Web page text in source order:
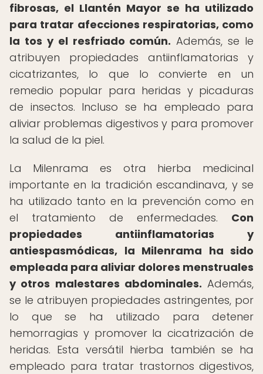
fibrosas, el Llantén Mayor se ha utilizado
para tratar afecciones respiratorias, como
la tos y el resfriado común. Además, se le
atribuyen propiedades antiinflamatorias y
cicatrizantes, lo que lo convierte en un
remedio popular para heridas y picaduras
de insectos. Incluso se ha empleado para
aliviar problemas digestivos y para promover
la salud de la piel.
La Milenrama es otra hierba medicinal
importante en la tradición escandinava, y se
ha utilizado tanto en la prevención como en
el tratamiento de enfermedades. Con
propiedades antiinflamatorias y
antiespasmódicas, la Milenrama ha sido
empleada para aliviar dolores menstruales
y otros malestares abdominales. Además,
se le atribuyen propiedades astringentes, por
lo que se ha utilizado para detener
hemorragias y promover la cicatrización de
heridas. Esta versátil hierba también se ha
empleado para tratar trastornos digestivos,